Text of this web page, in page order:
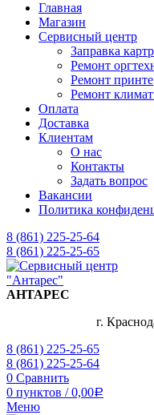
Главная
Магазин
Сервисный центр
Заправка
Ремонт
Ремонт
Ремонт
Оплата
Доставка
Клиентам
О нас
Контакты
Задать вопрос
Вакансии
Политика
8 (861) 225-25-64
8 (861) 225-25-65
АНТАРЕС
г.
8 (861) 225-25-65
8 (861) 225-25-64
0 Сравнить
0 пунктов / 0,00Р
Меню